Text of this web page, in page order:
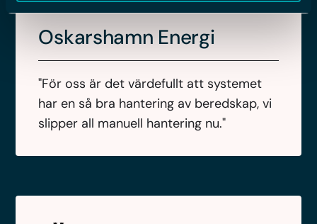
Oskarshamn Energi
"För oss är det värdefullt att systemet
har en så bra hantering av beredskap, vi
slipper all manuell hantering nu."